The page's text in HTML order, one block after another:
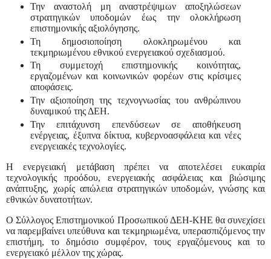
Την αναστολή μη αναστρέψιμων αποξηλώσεων
στρατηγικών υποδομών έως την ολοκλήρωση
επιστημονικής αξιολόγησης.
Τη δημοσιοποίηση ολοκληρωμένου και
τεκμηριωμένου εθνικού ενεργειακού σχεδιασμού.
Τη συμμετοχή επιστημονικής κοινότητας,
εργαζομένων και κοινωνικών φορέων στις κρίσιμες
αποφάσεις.
Την αξιοποίηση της τεχνογνωσίας του ανθρώπινου
δυναμικού της ΔΕΗ.
Την επιτάχυνση επενδύσεων σε αποθήκευση
ενέργειας, έξυπνα δίκτυα, κυβερνοασφάλεια και νέες
ενεργειακές τεχνολογίες.
Η ενεργειακή μετάβαση πρέπει να αποτελέσει ευκαιρία
τεχνολογικής προόδου, ενεργειακής ασφάλειας και βιώσιμης
ανάπτυξης, χωρίς απώλεια στρατηγικών υποδομών, γνώσης και
εθνικών δυνατοτήτων.
Ο Σύλλογος Επιστημονικού Προσωπικού ΔΕΗ-ΚΗΕ θα συνεχίσει
να παρεμβαίνει υπεύθυνα και τεκμηριωμένα, υπερασπιζόμενος την
επιστήμη, το δημόσιο συμφέρον, τους εργαζόμενους και το
ενεργειακό μέλλον της χώρας.